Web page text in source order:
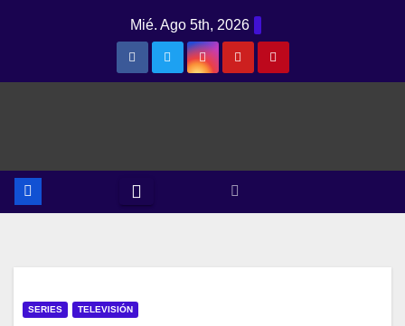
Mié. Ago 5th, 2026
SERIES TELEVISIÓN